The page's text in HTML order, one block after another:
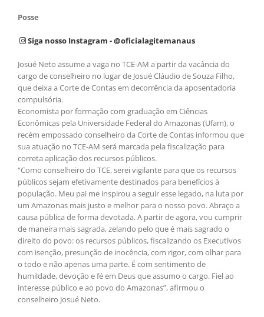
Posse
Siga nosso Instagram - @oficialagitemanaus
Josué Neto assume a vaga no TCE-AM a partir da vacância do
cargo de conselheiro no lugar de Josué Cláudio de Souza Filho,
que deixa a Corte de Contas em decorrência da aposentadoria
compulsória.
Economista por formação com graduação em Ciências
Econômicas pela Universidade Federal do Amazonas (Ufam), o
recém empossado conselheiro da Corte de Contas informou que
sua atuação no TCE-AM será marcada pela fiscalização para
correta aplicação dos recursos públicos.
“Como conselheiro do TCE, serei vigilante para que os recursos
públicos sejam efetivamente destinados para benefícios à
população. Meu pai me inspirou a seguir esse legado, na luta por
um Amazonas mais justo e melhor para o nosso povo. Abraço a
causa pública de forma devotada. A partir de agora, vou cumprir
de maneira mais sagrada, zelando pelo que é mais sagrado o
direito do povo: os recursos públicos, fiscalizando os Executivos
com isenção, presunção de inocência, com rigor, com olhar para
o todo e não apenas uma parte. É com sentimento de
humildade, devoção e fé em Deus que assumo o cargo. Fiel ao
interesse público e ao povo do Amazonas”, afirmou o
conselheiro Josué Neto.